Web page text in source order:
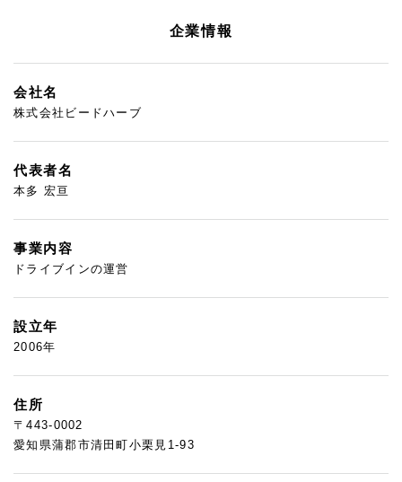
企業情報
会社名
株式会社ビードハーブ
代表者名
本多 宏亘
事業内容
ドライブインの運営
設立年
2006年
住所
〒443-0002
愛知県蒲郡市清田町小栗見1-93